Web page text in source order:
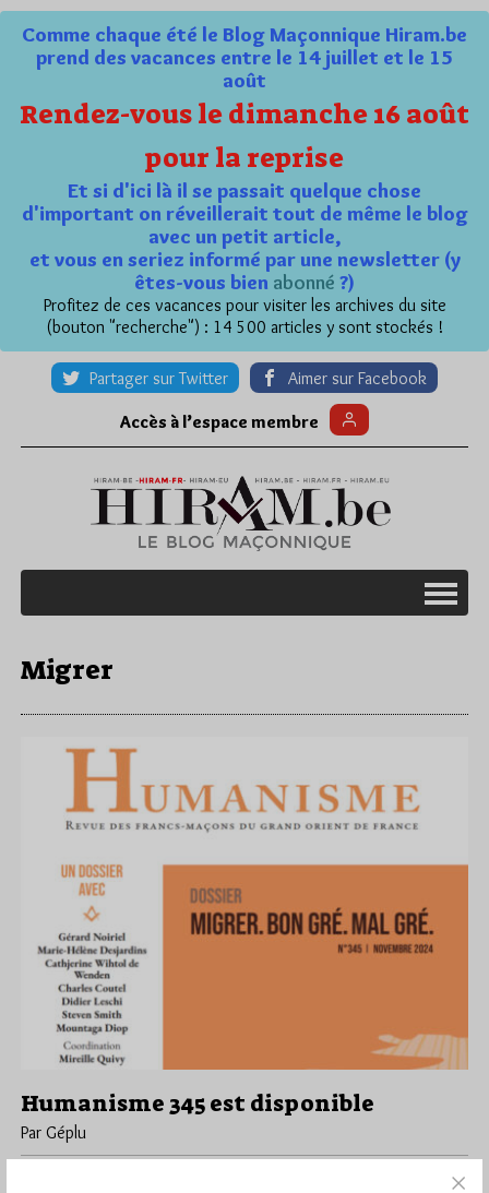
Comme chaque été le Blog Maçonnique Hiram.be
prend des vacances entre le 14 juillet et le 15
août
Rendez-vous le dimanche 16 août
pour la reprise
Et si d'ici là il se passait quelque chose
d'important on réveillerait tout de même le blog
avec un petit article,
et vous en seriez informé par une newsletter (y
êtes-vous bien abonné ?)
Profitez de ces vacances pour visiter les archives du site
(bouton "recherche") : 14 500 articles y sont stockés !
Partager sur Twitter Aimer sur Facebook
Accès à l’espace membre
Migrer
Humanisme 345 est disponible
Par Géplu